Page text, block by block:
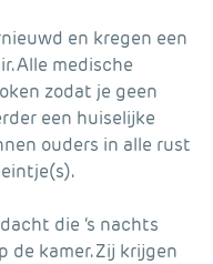
en kregen een
Alle medische
zodat je geen
een huiselijke
ouders in alle rust
die ‘s nachts
de kamer. Zij krijgen